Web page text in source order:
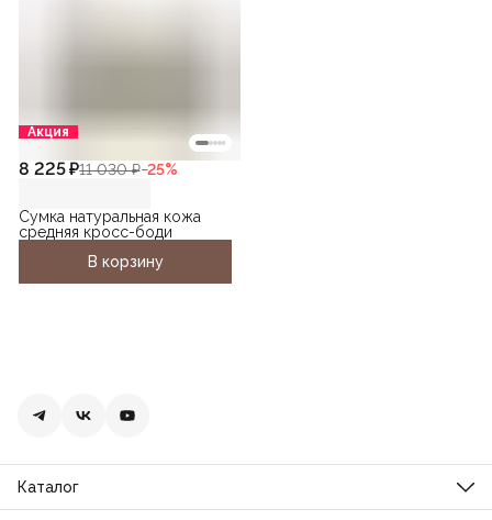
Акция
8 225 ₽11 030 ₽−25%
Сумка натуральная кожа
средняя кросс-боди
В корзину
Каталог